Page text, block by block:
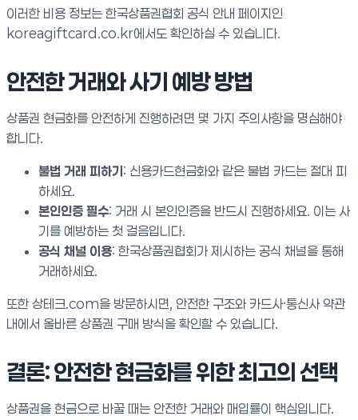
이러한 비용 정보는 한국상품권협회 공식 안내 페이지인
koreagiftcard.co.kr에서도 확인하실 수 있습니다.
안전한 거래와 사기 예방 방법
상품권 현금화를 안전하게 진행하려면 몇 가지 주의사항을 명심해야
합니다.
불법 거래 피하기: 신용카드현금화와 같은 불법 카드는 절대 피
하세요.
본인인증 필수: 거래 시 본인인증을 반드시 진행하세요. 이는 사
기를 예방하는 첫 걸음입니다.
공식 채널 이용: 한국상품권협회가 제시하는 공식 채널을 통해
거래하세요.
또한 상테크.com을 방문하시면, 안전한 구조와 카드사·통신사 약관
내에서 올바른 상품권 구매 방식을 확인할 수 있습니다.
결론: 안전한 현금화를 위한 최고의 선택
상품권을 현금으로 바꿀 때는 안전한 거래와 매입률이 핵심입니다.